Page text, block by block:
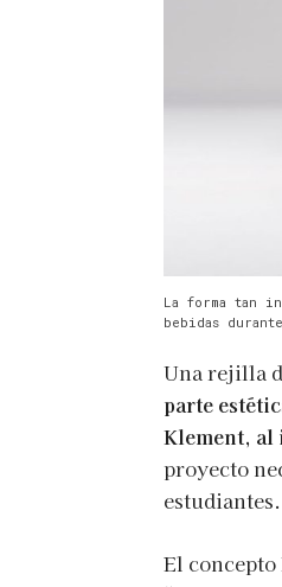
La forma tan
bebidas
Una rejilla
parte
Klement, al
proyecto
estudiantes.
El